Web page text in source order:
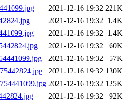
2021-12-16 19:32 221K
2021-12-16 19:32 1.4K
2021-12-16 19:32 1.4K
2021-12-16 19:32
60K
2021-12-16 19:32
57K
2021-12-16 19:32 130K
2021-12-16 19:32 125K
2021-12-16 19:32
92K